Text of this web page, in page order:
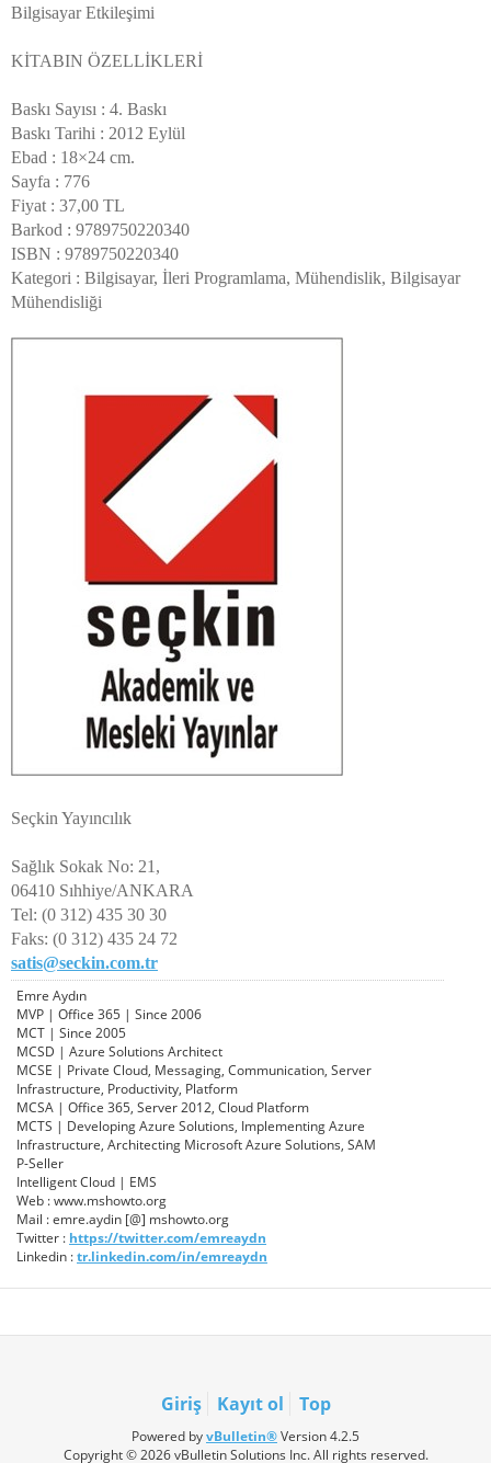
Bilgisayar Etkileşimi
KİTABIN ÖZELLİKLERİ
Baskı Sayısı : 4. Baskı
Baskı Tarihi : 2012 Eylül
Ebad : 18×24 cm.
Sayfa : 776
Fiyat : 37,00 TL
Barkod : 9789750220340
ISBN : 9789750220340
Kategori : Bilgisayar, İleri Programlama, Mühendislik, Bilgisayar
Mühendisliği
Seçkin Yayıncılık
Sağlık Sokak No: 21,
06410 Sıhhiye/ANKARA
Tel: (0 312) 435 30 30
Faks: (0 312) 435 24 72
satis@seckin.com.tr
Emre Aydın
MVP | Office 365 | Since 2006
MCT | Since 2005
MCSD | Azure Solutions Architect
MCSE | Private Cloud, Messaging, Communication, Server
Infrastructure, Productivity, Platform
MCSA | Office 365, Server 2012, Cloud Platform
MCTS | Developing Azure Solutions, Implementing Azure
Infrastructure, Architecting Microsoft Azure Solutions, SAM
P-Seller
Intelligent Cloud | EMS
Web : www.mshowto.org
Mail : emre.aydin [@] mshowto.org
Twitter : https://twitter.com/emreaydn
Linkedin :tr.linkedin.com/in/emreaydn
Giriş Kayıt ol Top
Powered byvBulletin®Version 4.2.5
Copyright © 2026 vBulletin Solutions Inc. All rights reserved.